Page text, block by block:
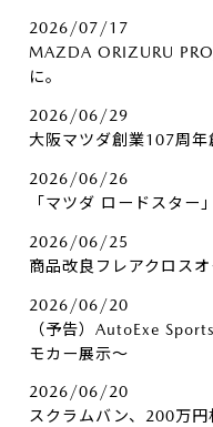
2026/07/17
MAZDA ORIZURU
に。
2026/06/29
大阪マツダ創業107周年
2026/06/26
「マツダ ロードスター
2026/06/25
商品改良フレアクロスオ
2026/06/20
（予告）AutoExe
モカー展示～
2026/06/20
スクラムバン、200万